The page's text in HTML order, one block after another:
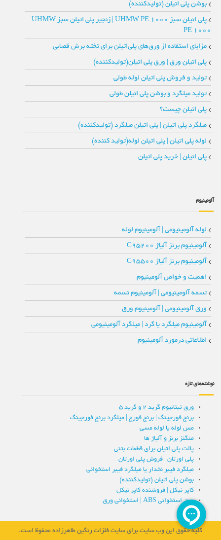
بوشن پلی اتیلن (تولیدکننده)
پلی اتیلن سبز UHMW PE 1000 | زنجیر پلی‌ اتیلن سبز UHMW
PE 1000
مزایای استفاده از ورق‌های پلی‌اتیلن برای تخته‌ برش قصابی
پلی اتیلن ورق | ورق پلی اتیلن(تولیدکننده)
تولید و فروش پلی اتیلن لوله طولی
تولید میلگرد و بوشن پلی اتیلن طولی
پلی اتیلن چیست؟
میلگرد پلی اتیلن | پلی اتیلن میلگرد (تولیدکننده)
لوله پلی اتیلن | پلی اتیلن لوله(تولید کننده)
پلی اتیلن | خرید پلی اتیلن
آلومینیوم
لوله آلومینیومی | آلومینیوم لوله
آلومینیوم برنز آلیاژ C95200
آلومینیوم برنز آلیاژ C95500
اهمیت و خواص آلومینیوم
تسمه آلومینیومی | آلومینیوم تسمه
ورق آلومینیومی | آلومینیوم ورق
آلومینیوم میلگرد یا گرد | میلگرد آلومینیومی
اطلاعاتی درمورد آلومینیوم
نوشته‌های تازه
ورق تیتانیوم گرید 2 و گرید 5
برنج فورجینگ | برنج فورج | میلگرد برنج فورجینگ
مس لوله یا لوله مسی
منگنز برنز و آلیاژ ها
پالت پلی اتیلن برای قطعات بتنی
پلی اورتان | فروش پلی اورتان
میلگرد فیبر نخدار یا میلگرد فیبر استخوانی
بوشن پلی اتیلن (تولیدکننده)
کاپر نیکل | فروشنده کاپر نیکل
ورق استخوانی ABS | استخوانی ورق
کلیه حقوق این وب سایت برای سایت فلزات رنگین طاهرزاده محفوظ است.